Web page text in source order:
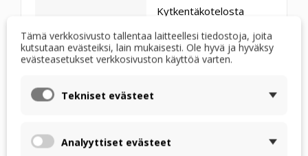
Kytkentäkotelosta
ruuvattavat
läpiviennit, jotka
kestävän
Tämä verkkosivusto tallentaa laitteellesi tiedostoja, joita
kutsutaan evästeiksi, lain mukaisesti. Ole hyvä ja hyväksy
evästeasetukset verkkosivuston käyttöä varten.
Tekniset evästeet
Analyyttiset evästeet